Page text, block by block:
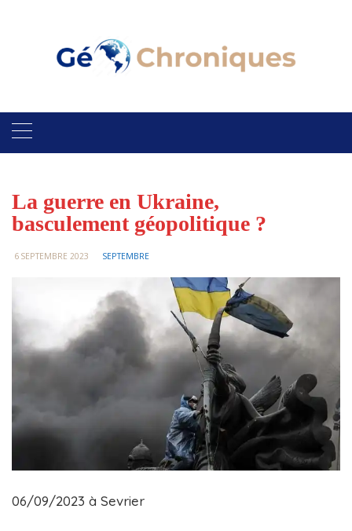
La guerre en Ukraine,
basculement géopolitique ?
6 SEPTEMBRE 2023 SEPTEMBRE
06/09/2023 à Sevrier